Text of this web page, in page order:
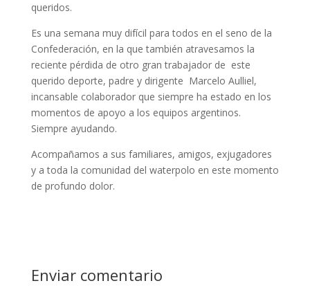
queridos.
Es una semana muy difícil para todos en el seno de la
Confederación, en la que también atravesamos la
reciente pérdida de otro gran trabajador de este
querido deporte, padre y dirigente Marcelo Aulliel,
incansable colaborador que siempre ha estado en los
momentos de apoyo a los equipos argentinos.
Siempre ayudando.
Acompañamos a sus familiares, amigos, exjugadores
y a toda la comunidad del waterpolo en este momento
de profundo dolor.
Enviar comentario